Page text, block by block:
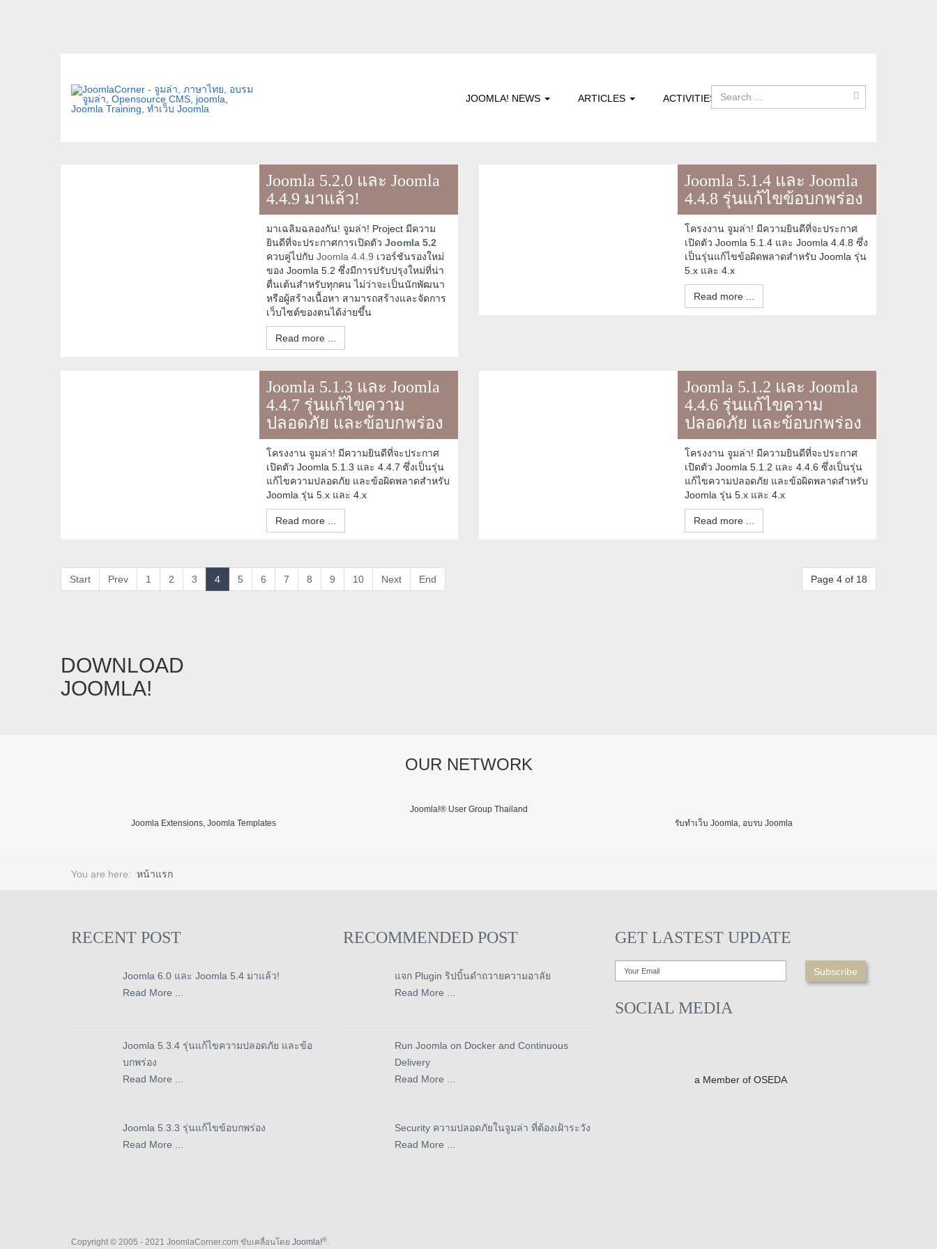
JOOMLA! NEWS ARTICLES ACTIVITIES
Joomla 5.2.0 และ Joomla
4.4.9 มาแล้ว!
มาเฉลิมฉลองกัน! จูมล่า! Project มีความ
ยินดีที่จะประกาศการเปิดตัว Joomla 5.2
ควบคู่ไปกับ Joomla 4.4.9 เวอร์ชันรองใหม่
ของ Joomla 5.2 ซึ่งมีการปรับปรุงใหม่ที่น่า
ตื่นเต้นสำหรับทุกคน ไม่ว่าจะเป็นนักพัฒนา
หรือผู้สร้างเนื้อหา สามารถสร้างและจัดการ
เว็บไซต์ของตนได้ง่ายขึ้น
Read more ...
Joomla 5.1.4 และ Joomla
4.4.8 รุ่นแก้ไขข้อบกพร่อง
โครงงาน จูมล่า! มีความยินดีที่จะประกาศ
เปิดตัว Joomla 5.1.4 และ Joomla 4.4.8 ซึ่ง
เป็นรุ่นแก้ไขข้อผิดพลาดสำหรับ Joomla รุ่น
5.x และ 4.x
Read more ...
Joomla 5.1.3 และ Joomla
4.4.7 รุ่นแก้ไขความ
ปลอดภัย และข้อบกพร่อง
โครงงาน จูมล่า! มีความยินดีที่จะประกาศ
เปิดตัว Joomla 5.1.3 และ 4.4.7 ซึ่งเป็นรุ่น
แก้ไขความปลอดภัย และข้อผิดพลาดสำหรับ
Joomla รุ่น 5.x และ 4.x
Read more ...
Joomla 5.1.2 และ Joomla
4.4.6 รุ่นแก้ไขความ
ปลอดภัย และข้อบกพร่อง
โครงงาน จูมล่า! มีความยินดีที่จะประกาศ
เปิดตัว Joomla 5.1.2 และ 4.4.6 ซึ่งเป็นรุ่น
แก้ไขความปลอดภัย และข้อผิดพลาดสำหรับ
Joomla รุ่น 5.x และ 4.x
Read more ...
Page 4 of 18
Start Prev 1 2 3 4 5 6 7 8 9 10 Next End
DOWNLOAD
JOOMLA!
OUR NETWORK
Joomla Extensions, Joomla Templates
Joomla!® User Group Thailand
รับทำเว็บ Joomla, อบรบ Joomla
You are here: หน้าแรก
RECENT POST
Joomla 6.0 และ Joomla 5.4 มาแล้ว!
Read More ...
Joomla 5.3.4 รุ่นแก้ไขความปลอดภัย และข้อ
บกพร่อง
Read More ...
Joomla 5.3.3 รุ่นแก้ไขข้อบกพร่อง
Read More ...
RECOMMENDED POST
แจก Plugin ริปบิ้นดำถวายความอาลัย
Read More ...
Run Joomla on Docker and Continuous
Delivery
Read More ...
Security ความปลอดภัยในจูมล่า ที่ต้องเฝ้าระวัง
Read More ...
GET LASTEST UPDATE
SOCIAL MEDIA
a Member of OSEDA
Copyright © 2005 - 2021 JoomlaCorner.com ขับเคลื่อนโดย Joomla!®.